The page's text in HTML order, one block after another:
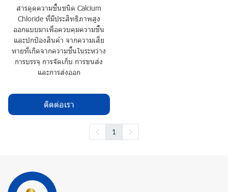
สารดูดความชื้นชนิด Calcium
Chloride ที่มีประสิทธิภาพสูง
ออกแบบมาเพื่อควบคุมความชื้น
และปกป้องสินค้า จากความเสีย
หายที่เกิดจากความชื้นในระหว่าง
การบรรจุ การจัดเก็บ การขนส่ง
และการส่งออก
ติดต่อเรา
1